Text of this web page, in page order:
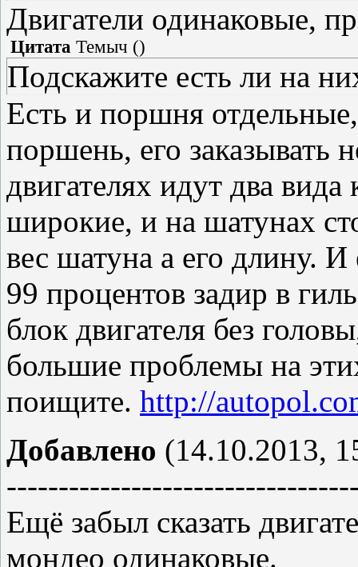
Двигатели одинаковые,
Цитата Темыч ()
Подскажите есть ли на
Есть и поршня
поршень, его заказывать
двигателях идут два
широкие, и на шатунах
вес шатуна а его длину.
99 процентов задир в
блок двигателя без
большие проблемы на
поищите. http://
Добавлено (14.10.2013,
Ещё забыл сказать
мондео одинаковые.